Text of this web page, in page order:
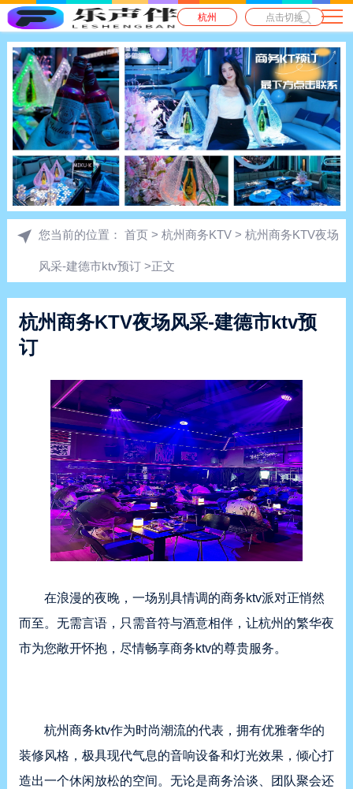
杭州 点击切换
您当前的位置： 首页 > 杭州商务KTV> 杭州商务KTV夜场
风采-建德市ktv预订 >正文
杭州商务KTV夜场风采-建德市ktv预
订
在浪漫的夜晚，一场别具情调的商务ktv派对正悄然
而至。无需言语，只需音符与酒意相伴，让杭州的繁华夜
市为您敞开怀抱，尽情畅享商务ktv的尊贵服务。
杭州商务ktv作为时尚潮流的代表，拥有优雅奢华的
装修风格，极具现代气息的音响设备和灯光效果，倾心打
造出一个休闲放松的空间。无论是商务洽谈、团队聚会还